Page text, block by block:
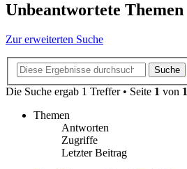
Unbeantwortete Themen
Zur erweiterten Suche
Suche
Die Suche ergab 1 Treffer • Seite 1 von 1
Themen
Antworten
Zugriffe
Letzter Beitrag